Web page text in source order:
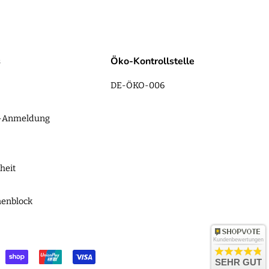
Öko-Kontrollstelle
DE-ÖKO-006
Kundenbewertungen
SEHR GUT